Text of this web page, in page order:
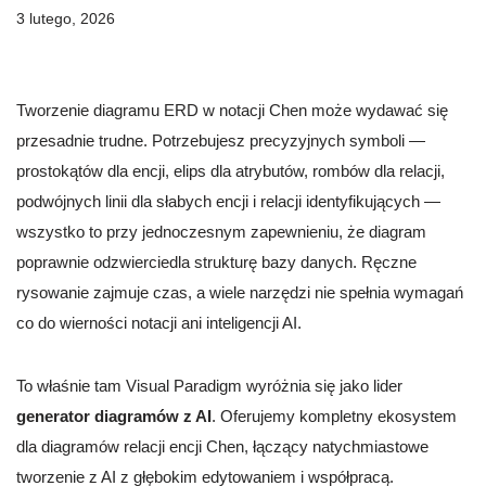
3 lutego, 2026
Tworzenie diagramu ERD w notacji Chen może wydawać się
przesadnie trudne. Potrzebujesz precyzyjnych symboli —
prostokątów dla encji, elips dla atrybutów, rombów dla relacji,
podwójnych linii dla słabych encji i relacji identyfikujących —
wszystko to przy jednoczesnym zapewnieniu, że diagram
poprawnie odzwierciedla strukturę bazy danych. Ręczne
rysowanie zajmuje czas, a wiele narzędzi nie spełnia wymagań
co do wierności notacji ani inteligencji AI.
To właśnie tam Visual Paradigm wyróżnia się jako lider
generator diagramów z AI. Oferujemy kompletny ekosystem
dla diagramów relacji encji Chen, łączący natychmiastowe
tworzenie z AI z głębokim edytowaniem i współpracą.